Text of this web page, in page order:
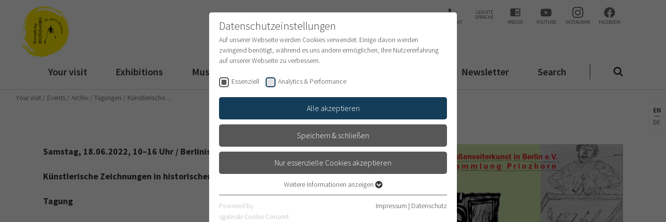
KONTAKT
LEICHTE
SPRACHE
PRESSE YOUTUBE INSTAGRAM FACEBOOK
Your visit Exhibitions Museum Newsletter Search
Your visit Events Archiv Tagungen Künstlerische…
Samstag, 18.06.2022, 10–16 Uhr / Berlinische Galerie, Alte Jakobstraße, Berlin
Künstlerische Zeichnungen in historischen Psychiatrieakten der Charité Berlin
Tagung
EN
DE
Datenschutzeinstellungen
Auf unserer Webseite werden Cookies verwendet. Einige davon werden
zwingend benötigt, während es uns andere ermöglichen, Ihre Nutzererfahrung
auf unserer Webseite zu verbessern.
Essenziell Analytics & Performance
Alle akzeptieren
Speichern & schließen
Nur essenzielle Cookies akzeptieren
Essenzielle Cookies werden für grundlegende Funktionen der Webseite
benötigt. Dadurch ist gewährleistet, dass die Webseite einwandfrei
Weitere Informationen anzeigen
Powered by
sgalinski Cookie Consent
Impressum | Datenschutz